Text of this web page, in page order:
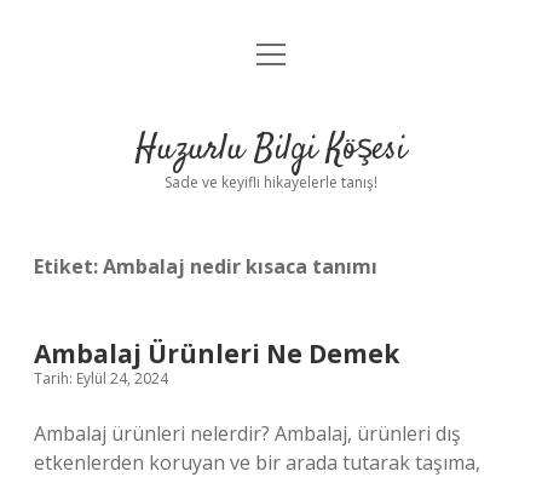
Anasayfa
Yasal Uyarı
menüyü
Huzurlu Bilgi Köşesi
Sade ve keyifli hikayelerle tanış!
Etiket:Ambalaj nedir kısaca tanımı
Ambalaj Ürünleri Ne Demek
Tarih: Eylül 24, 2024
Ambalaj ürünleri nelerdir? Ambalaj, ürünleri dış
etkenlerden koruyan ve bir arada tutarak taşıma,